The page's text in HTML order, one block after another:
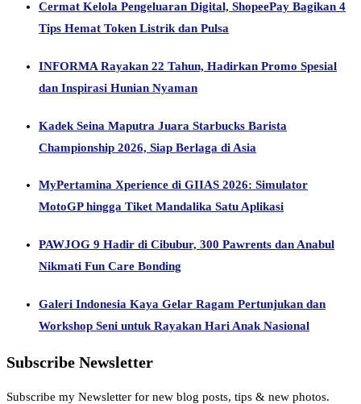
Cermat Kelola Pengeluaran Digital, ShopeePay Bagikan 4
Tips Hemat Token Listrik dan Pulsa
INFORMA Rayakan 22 Tahun, Hadirkan Promo Spesial
dan Inspirasi Hunian Nyaman
Kadek Seina Maputra Juara Starbucks Barista
Championship 2026, Siap Berlaga di Asia
MyPertamina Xperience di GIIAS 2026: Simulator
MotoGP hingga Tiket Mandalika Satu Aplikasi
PAWJOG 9 Hadir di Cibubur, 300 Pawrents dan Anabul
Nikmati Fun Care Bonding
Galeri Indonesia Kaya Gelar Ragam Pertunjukan dan
Workshop Seni untuk Rayakan Hari Anak Nasional
Subscribe Newsletter
Subscribe my Newsletter for new blog posts, tips & new photos.